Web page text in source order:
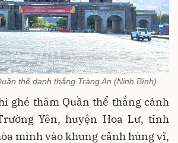
thể danh thắng Tràng An (Ninh Bình)
ghé thăm Quần thể thắng cảnh
Yên, huyện Hoa Lư, tỉnh
mình vào khung cảnh hùng vĩ,